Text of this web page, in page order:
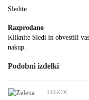
Sledite
Razprodano
Kliknite Sledi in obvestili
nakup.
Podobni izdelki
LEGO®